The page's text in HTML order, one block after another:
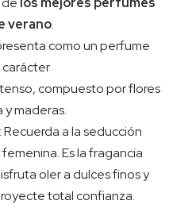
verano.
como un perfume
carácter
compuesto por flores
y maderas.
: Recuerda a la seducción
Es la fragancia
oler a dulces finos y
total confianza.